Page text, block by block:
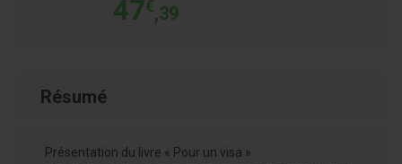
47€,39
Résumé
Présentation du livre « Pour un visa »